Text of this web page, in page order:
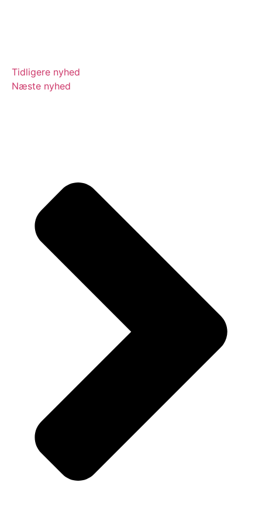
Tidligere nyhed
Næste nyhed